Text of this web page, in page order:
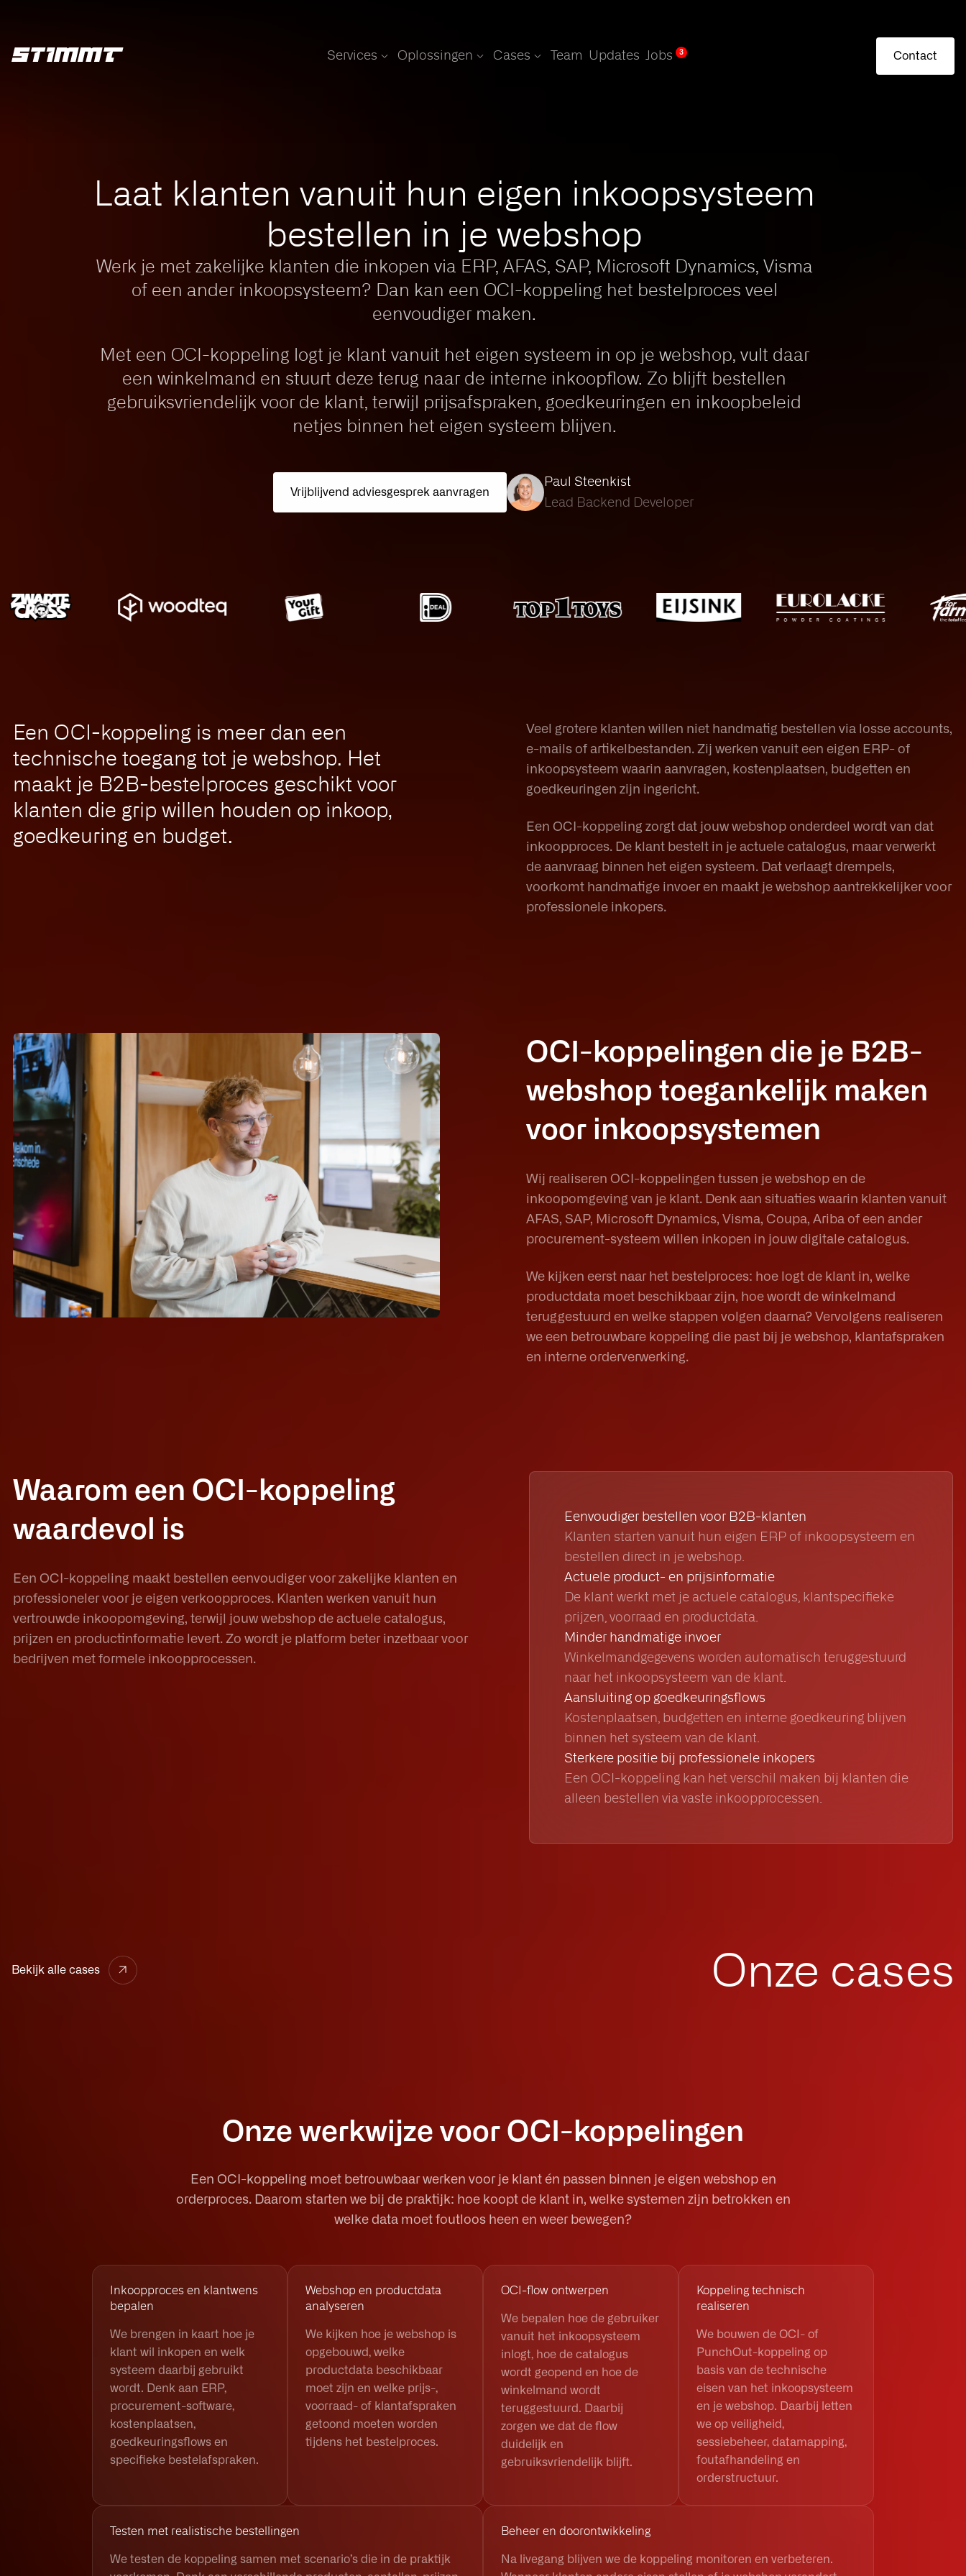
Services Oplossingen Cases Team Updates Jobs 3 Contact
Laat klanten vanuit hun eigen inkoopsysteem
bestellen in je webshop
Werk je met zakelijke klanten die inkopen via ERP, AFAS, SAP, Microsoft Dynamics, Visma
of een ander inkoopsysteem? Dan kan een OCI-koppeling het bestelproces veel
eenvoudiger maken.
Met een OCI-koppeling logt je klant vanuit het eigen systeem in op je webshop, vult daar
een winkelmand en stuurt deze terug naar de interne inkoopflow. Zo blijft bestellen
gebruiksvriendelijk voor de klant, terwijl prijsafspraken, goedkeuringen en inkoopbeleid
netjes binnen het eigen systeem blijven.
Vrijblijvend adviesgesprek aanvragen
Paul Steenkist
Lead Backend Developer
Een OCI-koppeling is meer dan een
technische toegang tot je webshop. Het
maakt je B2B-bestelproces geschikt voor
klanten die grip willen houden op inkoop,
goedkeuring en budget.
Veel grotere klanten willen niet handmatig bestellen via losse accounts,
e-mails of artikelbestanden. Zij werken vanuit een eigen ERP- of
inkoopsysteem waarin aanvragen, kostenplaatsen, budgetten en
goedkeuringen zijn ingericht.
Een OCI-koppeling zorgt dat jouw webshop onderdeel wordt van dat
inkoopproces. De klant bestelt in je actuele catalogus, maar verwerkt
de aanvraag binnen het eigen systeem. Dat verlaagt drempels,
voorkomt handmatige invoer en maakt je webshop aantrekkelijker voor
professionele inkopers.
OCI-koppelingen die je B2B-
webshop toegankelijk maken
voor inkoopsystemen
Wij realiseren OCI-koppelingen tussen je webshop en de
inkoopomgeving van je klant. Denk aan situaties waarin klanten vanuit
AFAS, SAP, Microsoft Dynamics, Visma, Coupa, Ariba of een ander
procurement-systeem willen inkopen in jouw digitale catalogus.
We kijken eerst naar het bestelproces: hoe logt de klant in, welke
productdata moet beschikbaar zijn, hoe wordt de winkelmand
teruggestuurd en welke stappen volgen daarna? Vervolgens realiseren
we een betrouwbare koppeling die past bij je webshop, klantafspraken
en interne orderverwerking.
Waarom een OCI-koppeling
waardevol is
Een OCI-koppeling maakt bestellen eenvoudiger voor zakelijke klanten en
professioneler voor je eigen verkoopproces. Klanten werken vanuit hun
vertrouwde inkoopomgeving, terwijl jouw webshop de actuele catalogus,
prijzen en productinformatie levert. Zo wordt je platform beter inzetbaar voor
bedrijven met formele inkoopprocessen.
Eenvoudiger bestellen voor B2B-klanten
Klanten starten vanuit hun eigen ERP of inkoopsysteem en
bestellen direct in je webshop.
Actuele product- en prijsinformatie
De klant werkt met je actuele catalogus, klantspecifieke
prijzen, voorraad en productdata.
Minder handmatige invoer
Winkelmandgegevens worden automatisch teruggestuurd
naar het inkoopsysteem van de klant.
Aansluiting op goedkeuringsflows
Kostenplaatsen, budgetten en interne goedkeuring blijven
binnen het systeem van de klant.
Sterkere positie bij professionele inkopers
Een OCI-koppeling kan het verschil maken bij klanten die
alleen bestellen via vaste inkoopprocessen.
Bekijk alle cases Onze cases
Onze werkwijze voor OCI-koppelingen
Een OCI-koppeling moet betrouwbaar werken voor je klant én passen binnen je eigen webshop en
orderproces. Daarom starten we bij de praktijk: hoe koopt de klant in, welke systemen zijn betrokken en
welke data moet foutloos heen en weer bewegen?
Inkoopproces en klantwens
bepalen
We brengen in kaart hoe je
klant wil inkopen en welk
systeem daarbij gebruikt
wordt. Denk aan ERP,
procurement-software,
kostenplaatsen,
goedkeuringsflows en
specifieke bestelafspraken.
Webshop en productdata
analyseren
We kijken hoe je webshop is
opgebouwd, welke
productdata beschikbaar
moet zijn en welke prijs-,
voorraad- of klantafspraken
getoond moeten worden
tijdens het bestelproces.
OCI-flow ontwerpen
We bepalen hoe de gebruiker
vanuit het inkoopsysteem
inlogt, hoe de catalogus
wordt geopend en hoe de
winkelmand wordt
teruggestuurd. Daarbij
zorgen we dat de flow
duidelijk en
gebruiksvriendelijk blijft.
Koppeling technisch
realiseren
We bouwen de OCI- of
PunchOut-koppeling op
basis van de technische
eisen van het inkoopsysteem
en je webshop. Daarbij letten
we op veiligheid,
sessiebeheer, datamapping,
foutafhandeling en
orderstructuur.
Testen met realistische bestellingen
We testen de koppeling samen met scenario’s die in de praktijk
Beheer en doorontwikkeling
Na livegang blijven we de koppeling monitoren en verbeteren.